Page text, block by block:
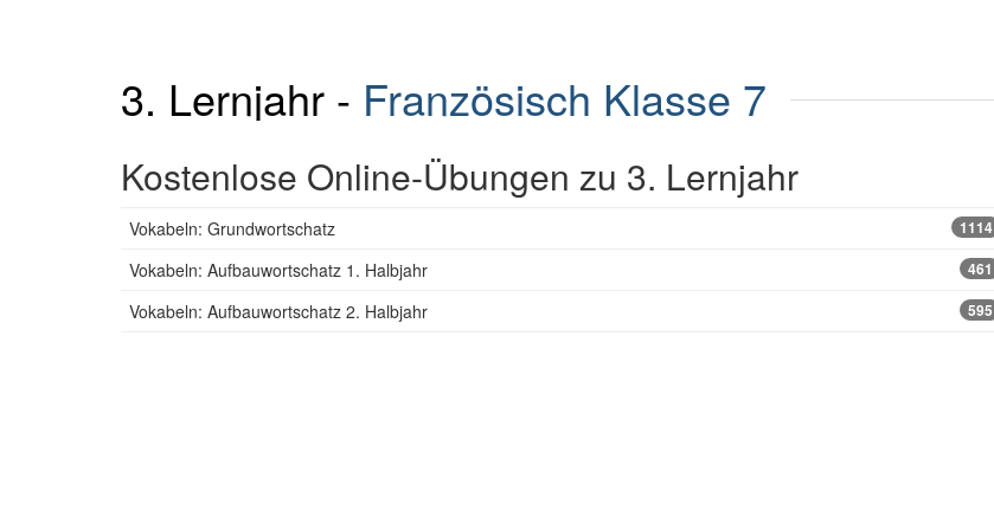
3. Lernjahr - Französisch Klasse 7
Kostenlose Online-Übungen zu 3. Lernjahr
Vokabeln: Grundwortschatz 1114
Vokabeln: Aufbauwortschatz 1. Halbjahr 461
Vokabeln: Aufbauwortschatz 2. Halbjahr 595